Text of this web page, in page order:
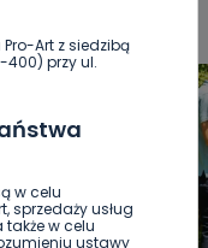
Art z siedzibą
400) przy ul.
w celu
sprzedaży usług
w celu
ustawy